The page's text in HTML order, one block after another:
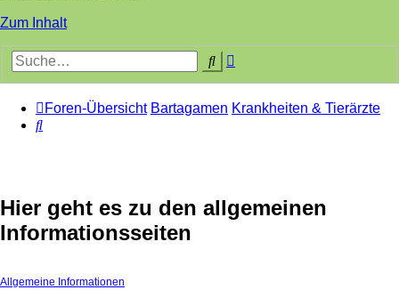
Zum Inhalt
Suche
Foren-Übersicht Bartagamen Krankheiten & Tierärzte
Suche
Hier geht es zu den allgemeinen
Informationsseiten
Allgemeine Informationen